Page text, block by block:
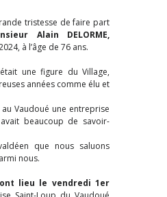
tristesse de faire part
Alain DELORME,
à l’âge de 76 ans.
était une figure du Village,
années comme élu et
Vaudoué une entreprise
beaucoup de savoir-
que nous saluons
nous.
lieu le vendredi 1er